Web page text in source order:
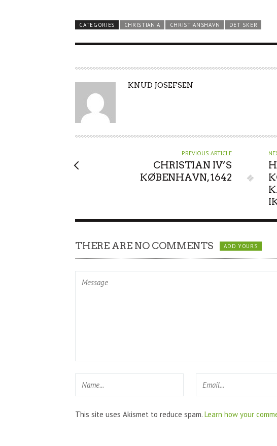
CATEGORIES CHRISTIANIA CHRISTIANSHAVN DET SKER
A
O
KNUD JOSEFSEN
PREVIOUS ARTICLE
CHRISTIAN IV’S
KØBENHAVN, 1642
THERE ARE NO COMMENTS ADD YOURS
This site uses Akismet to reduce spam. Learn how your